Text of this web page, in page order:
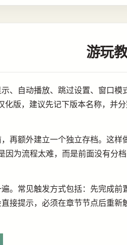
游玩
、自动播放、跳过设置、窗口模
版，建议先记下版本名称，并分
再额外建立一个独立存档。这样
为流程太难，而是前面没有分档
。常见触发方式包括：先完成前
接提示，必须在章节节点后重新